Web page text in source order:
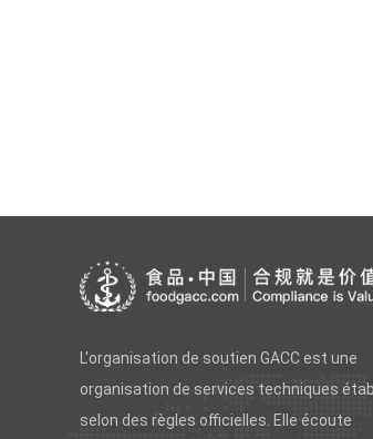
L'organisation de soutien GACC est une
organisation de services techniques
selon des règles officielles. Elle écoute